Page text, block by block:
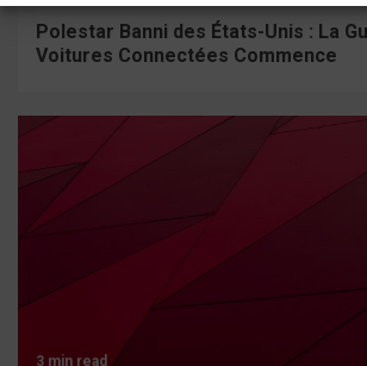
Polestar Banni des États-Unis : La
Voitures Connectées Commence
3 min read